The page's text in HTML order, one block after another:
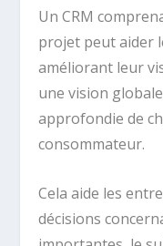
Un CRM
projet peut aider
améliorant leur
une vision
approfondie de
consommateur.
Cela aide les
décisions